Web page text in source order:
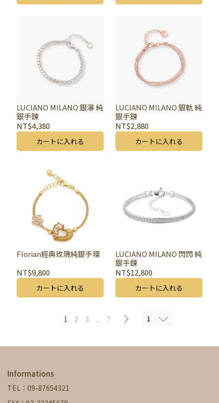
LUCIANO MILANO 銀瀑 純
銀手鍊
NT$4,380
カートに入れる
LUCIANO MILANO 銀軌 純
銀手鍊
NT$2,880
カートに入れる
Florian經典玫瑰純銀手環
NT$9,800
カートに入れる
LUCIANO MILANO 閃閃 純
銀手鍊
NT$12,800
カートに入れる
1 2 3 ... 7 1
Informations
TEL：09-87654321